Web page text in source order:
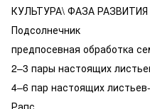
КУЛЬТУРА\ ФАЗА
Подсолнечник
предпосевная обработка
2–3 пары настоящих
4–6 пар настоящих